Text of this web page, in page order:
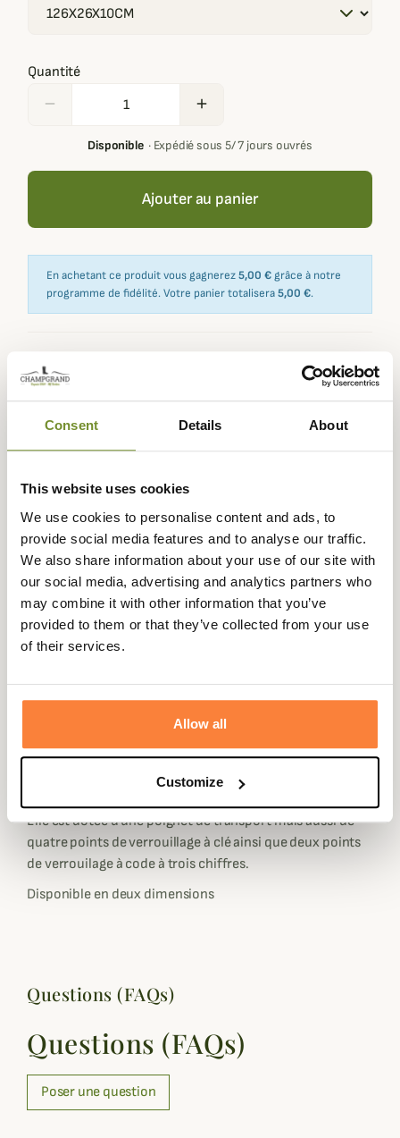
Consent Details About
This website uses cookies
We use cookies to personalise content and ads, to
provide social media features and to analyse our traffic.
We also share information about your use of our site with
our social media, advertising and analytics partners who
may combine it with other information that you’ve
provided to them or that they’ve collected from your use
of their services.
Allow all
Customize
Quantité
remove add
Disponible· Expédié sous 5/ 7 jours ouvrés
Ajouter au panier
En achetant ce produit vous gagnerez5,00 € grâce à notre
programme de fidélité. Votre panier totalisera5,00 €.
Expédié dans
la journée
retour sous
sécurisé
Paiement en
3 fois dès 100
euros
Description
Pour un transport efficace de votre carabine de chasse,
Champgrand vous présente cette mallette de transport
pour carabine de la marque Januel.
Vous pourrez transportez votre carabine en toute
vous assurera que votre carabine ne bougera pas lors du
transport en plus d'une très bonne protection contre les
résistante mais surtout très légère.
Elle est dotée d'une poignet de transport mais aussi de
quatre points de verrouillage à clé ainsi que deux points
de verrouilage à code à trois chiffres.
Disponible en deux dimensions
Questions (FAQs)
Questions (FAQs)
Poser une question